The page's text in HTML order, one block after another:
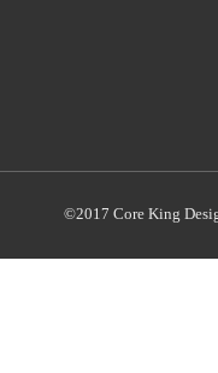
©2017 Core King